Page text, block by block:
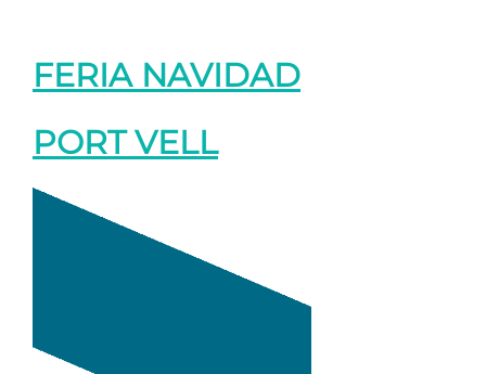
FERIA NAVIDAD
PORT VELL